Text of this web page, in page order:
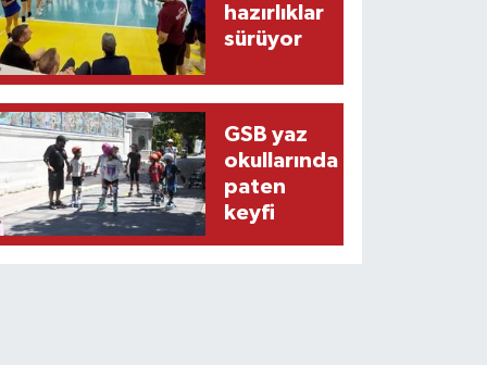
hazırlıklar
sürüyor
GSB yaz
okullarında
paten
keyfi